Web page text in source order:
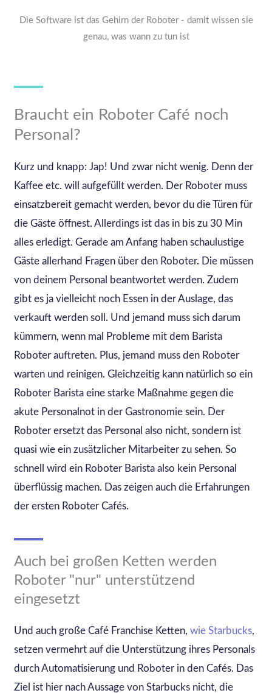
Die Software ist das Gehirn der Roboter - damit wissen sie
genau, was wann zu tun ist
Braucht ein Roboter Café noch
Personal?
Kurz und knapp: Jap! Und zwar nicht wenig. Denn der
Kaffee etc. will aufgefüllt werden. Der Roboter muss
einsatzbereit gemacht werden, bevor du die Türen für
die Gäste öffnest. Allerdings ist das in bis zu 30 Min
alles erledigt. Gerade am Anfang haben schaulustige
Gäste allerhand Fragen über den Roboter. Die müssen
von deinem Personal beantwortet werden. Zudem
gibt es ja vielleicht noch Essen in der Auslage, das
verkauft werden soll. Und jemand muss sich darum
kümmern, wenn mal Probleme mit dem Barista
Roboter auftreten. Plus, jemand muss den Roboter
warten und reinigen. Gleichzeitig kann natürlich so ein
Roboter Barista eine starke Maßnahme gegen die
akute Personalnot in der Gastronomie sein. Der
Roboter ersetzt das Personal also nicht, sondern ist
quasi wie ein zusätzlicher Mitarbeiter zu sehen. So
schnell wird ein Roboter Barista also kein Personal
überflüssig machen. Das zeigen auch die Erfahrungen
der ersten Roboter Cafés.
Auch bei großen Ketten werden
Roboter "nur" unterstützend
eingesetzt
Und auch große Café Franchise Ketten, wie Starbucks,
setzen vermehrt auf die Unterstützung ihres Personals
durch Automatisierung und Roboter in den Cafés. Das
Ziel ist hier nach Aussage von Starbucks nicht, die